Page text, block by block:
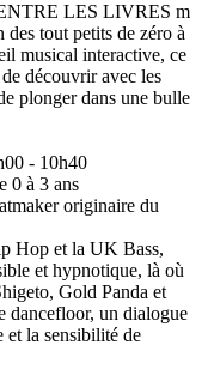
LES LIVRES m
tout petits de zéro à
musical interactive, ce
découvrir avec les
plonger dans une bulle
- 10h40
0 à 3 ans
originaire du
Hop et la UK Bass,
et hypnotique, là où
Gold Panda et
dancefloor, un dialogue
et la sensibilité de